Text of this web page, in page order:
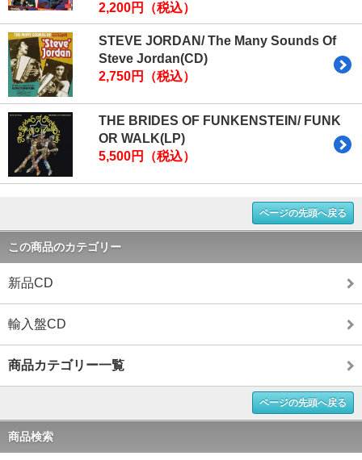
2,200円（税込）
STEVE JORDAN/ The Many Sounds Of
Steve Jordan(CD)
2,750円（税込）
THE BRIDES OF FUNKENSTEIN/ FUNK
OR WALK(LP)
5,500円（税込）
ページの先頭へ戻る
この商品のカテゴリー
新品CD
輸入盤CD
商品カテゴリー一覧
ページの先頭へ戻る
商品検索